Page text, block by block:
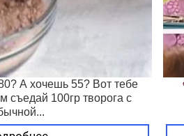
А хочешь 55? Вот тебе
съедай 100гр творога с